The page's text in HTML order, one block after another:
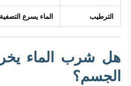
الترطيب الماء يسرع
هل شرب الماء
الجسم؟